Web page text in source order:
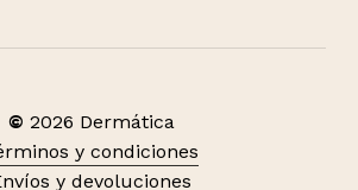
© 2026 Dermática
y condiciones
y devoluciones